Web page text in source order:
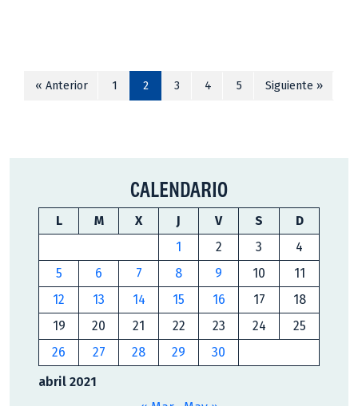
« Anterior 1 2 3 4 5 Siguiente »
CALENDARIO
abril 2021
L M X J V S
D
1
2 3
4
5
6 7 8 9 10
11
12
13 14 15 16 17
18
19
20 21 22 23 24
25
26
27 28 29 30